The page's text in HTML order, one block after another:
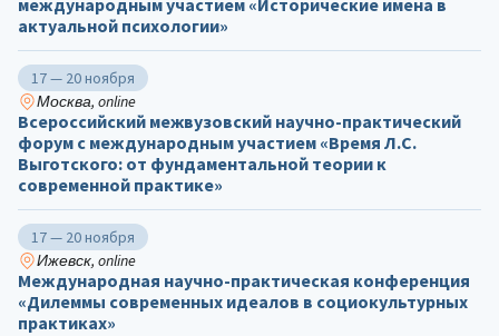
международным участием «Исторические имена в
актуальной психологии»
17 — 20 ноября
Москва, online
Всероссийский межвузовский научно-практический
форум с международным участием «Время Л.С.
Выготского: от фундаментальной теории к
современной практике»
17 — 20 ноября
Ижевск, online
Международная научно-практическая конференция
«Дилеммы современных идеалов в социокультурных
практиках»